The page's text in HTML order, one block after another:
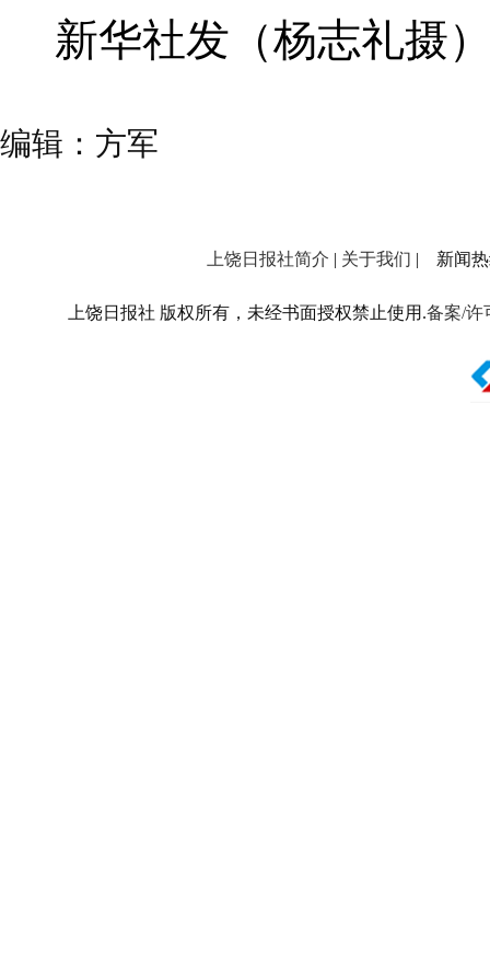
新华社发（杨志礼摄
编辑：方军
上饶日报社简介 | 关于我们 | 新闻热
上饶日报社 版权所有，未经书面授权禁止使用.备案/许